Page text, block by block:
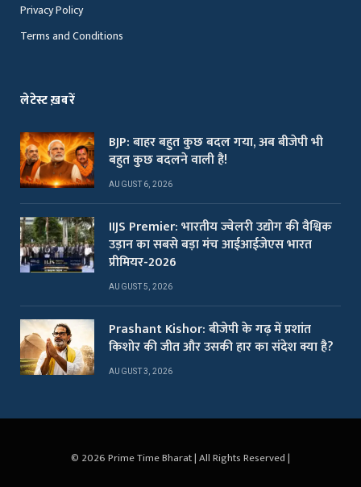
Privacy Policy
Terms and Conditions
लेटेस्ट ख़बरें
BJP: बाहर बहुत कुछ बदल गया, अब बीजेपी भी
बहुत कुछ बदलने वाली है!
AUGUST 6, 2026
IIJS Premier: भारतीय ज्वेलरी उद्योग की वैश्विक
उड़ान का सबसे बड़ा मंच आईआईजेएस भारत
प्रीमियर-2026
AUGUST 5, 2026
Prashant Kishor: बीजेपी के गढ़ में प्रशांत
किशोर की जीत और उसकी हार का संदेश क्या है?
AUGUST 3, 2026
© 2026 Prime Time Bharat | All Rights Reserved |